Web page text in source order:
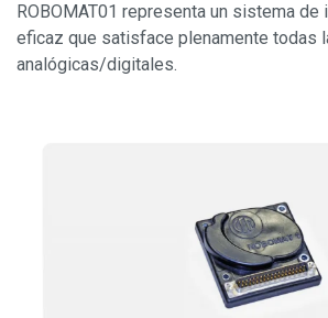
ROBOMAT01 representa un sistema
eficaz que satisface plenamente todas
analógicas/digitales.